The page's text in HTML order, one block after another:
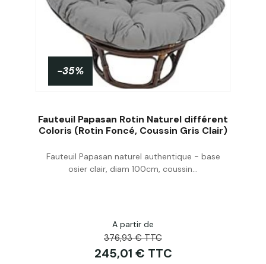
Acheter
-35%
Fauteuil Papasan Rotin Naturel différent
Coloris (Rotin Foncé, Coussin Gris Clair)
Fauteuil Papasan naturel authentique - base
osier clair, diam 100cm, coussin...
A partir de
376,93 € TTC
245,01 € TTC